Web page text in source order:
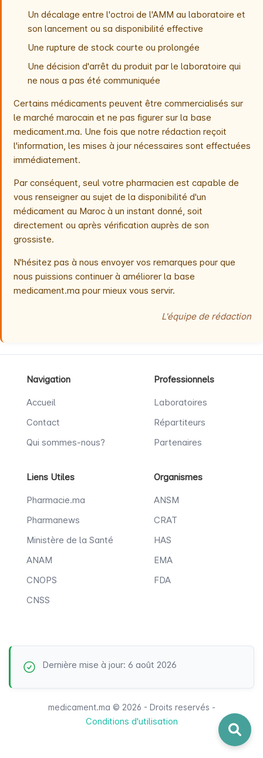
Un décalage entre l'octroi de l'AMM au laboratoire et
son lancement ou sa disponibilité effective
Une rupture de stock courte ou prolongée
Une décision d'arrêt du produit par le laboratoire qui
ne nous a pas été communiquée
Certains médicaments peuvent être commercialisés sur
le marché marocain et ne pas figurer sur la base
medicament.ma. Une fois que notre rédaction reçoit
l'information, les mises à jour nécessaires sont effectuées
immédiatement.
Par conséquent, seul votre pharmacien est capable de
vous renseigner au sujet de la disponibilité d'un
médicament au Maroc à un instant donné, soit
directement ou après vérification auprès de son
grossiste.
N'hésitez pas à nous envoyer vos remarques pour que
nous puissions continuer à améliorer la base
medicament.ma pour mieux vous servir.
L'équipe de rédaction
Navigation
Accueil
Contact
Qui sommes-nous?
Professionnels
Laboratoires
Répartiteurs
Partenaires
Liens Utiles
Pharmacie.ma
Pharmanews
Ministère de la Santé
ANAM
CNOPS
CNSS
Organismes
ANSM
CRAT
HAS
EMA
FDA
Dernière mise à jour: 6 août 2026
medicament.ma © 2026 - Droits reservés -
Conditions d'utilisation